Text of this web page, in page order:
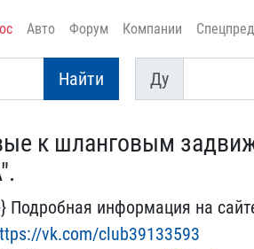
Авто Форум Компании
Найти
Ду
Ду
к шланговым
Подробная информаци​я на
vk.c​om/club39133593